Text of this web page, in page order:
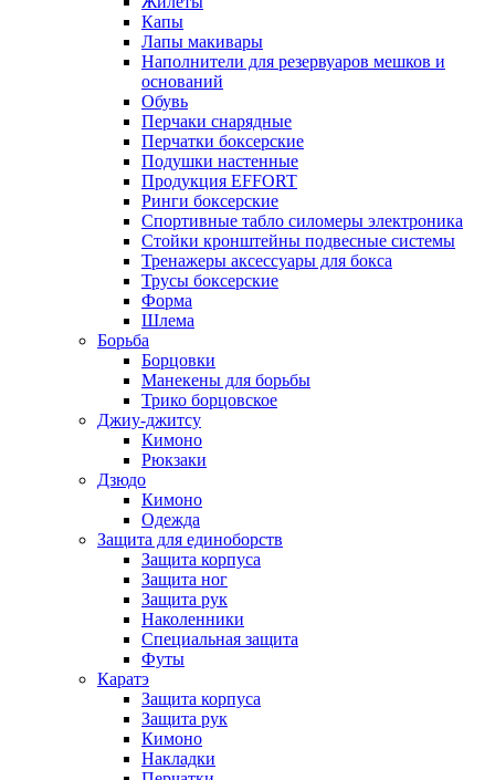
Капы
Лапы макивары
Наполнители для резервуаров мешков и
оснований
Обувь
Перчаки снарядные
Перчатки боксерские
Подушки настенные
Продукция EFFORT
Ринги боксерские
Спортивные табло силомеры электроника
Стойки кронштейны подвесные системы
Тренажеры аксессуары для бокса
Трусы боксерские
Форма
Шлема
Борьба
Борцовки
Манекены для борьбы
Трико борцовское
Джиу-джитсу
Кимоно
Рюкзаки
Дзюдо
Кимоно
Одежда
Защита для единоборств
Защита корпуса
Защита ног
Защита рук
Наколенники
Специальная защита
Футы
Каратэ
Защита корпуса
Защита рук
Кимоно
Накладки